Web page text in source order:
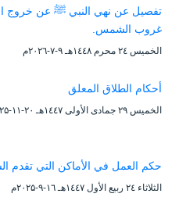
تفصيل عن نهي النبي ﷺ عن خروج
غروب الشمس.
الخميس ۲٤ محرم ۱٤٤۸هـ ۹-۷-۲۰۲٦م
أحكام الطلاق المعلق
الخميس ۲۹ جمادى الأولى ۱٤٤۷هـ ۲۰-۱۱-۲۰۲۵م
حكم العمل في الأماكن التي تقدم
الثلاثاء ۲٤ ربيع الأول ۱٤٤۷هـ ۱٦-۹-۲۰۲۵م